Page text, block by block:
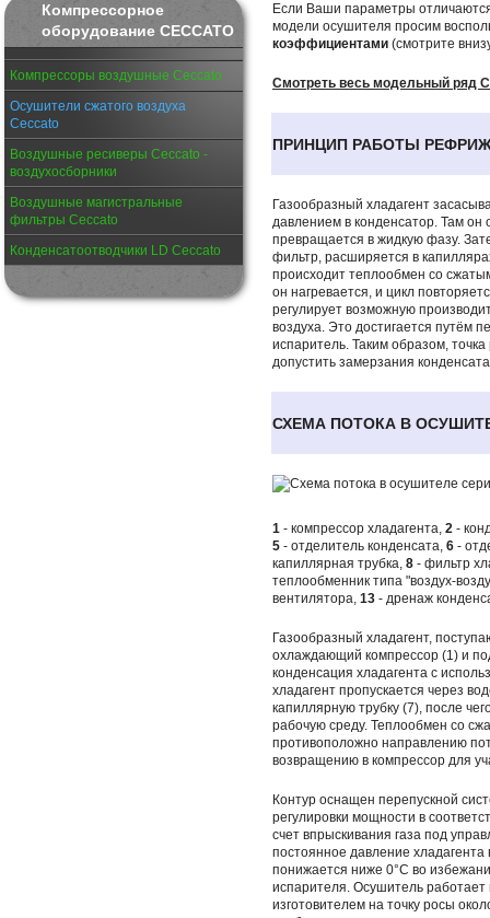
Компрессорное
оборудование CECCATO
Компрессоры воздушные Ceccato
Осушители сжатого воздуха
Ceccato
Воздушные ресиверы Ceccato -
воздухосборники
Воздушные магистральные
фильтры Ceccato
Конденсатоотводчики LD Ceccato
Если Ваши параметры
модели осушителя просим
коэффициентами (смотрите
Смотреть весь модельный ряд
ПРИНЦИП РАБОТЫ
Газообразный хладагент
давлением в конденсатор. Там он
превращается в жидкую фазу.
фильтр, расширяется в
происходит теплообмен со
он нагревается, и цикл
регулирует возможную
воздуха. Это достигается путём
испаритель. Таким образом,
допустить замерзания
СХЕМА ПОТОКА В
1 - компрессор хладагента, 2 -
5 - отделитель конденсата, 6 -
капиллярная трубка, 8 - фильтр
теплообменник типа "воздух-
вентилятора, 13 - дренаж
Газообразный хладагент,
охлаждающий компрессор (1) и
конденсация хладагента с
хладагент пропускается через
капиллярную трубку (7), после
рабочую среду. Теплообмен со
противоположно направлению
возвращению в компрессор для
Контур оснащен перепускной
регулировки мощности в
счет впрыскивания газа под
постоянное давление хладагента
понижается ниже 0°С во
испарителя. Осушитель работает
изготовителем на точку росы